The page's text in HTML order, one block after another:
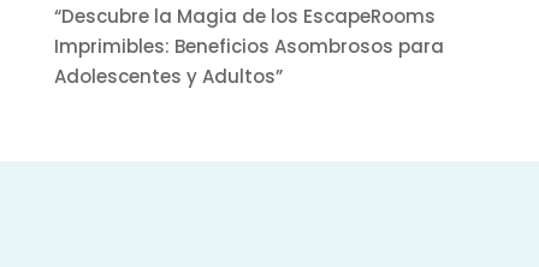
“Descubre la Magia de los EscapeRooms
Imprimibles: Beneficios Asombrosos para
Adolescentes y Adultos”